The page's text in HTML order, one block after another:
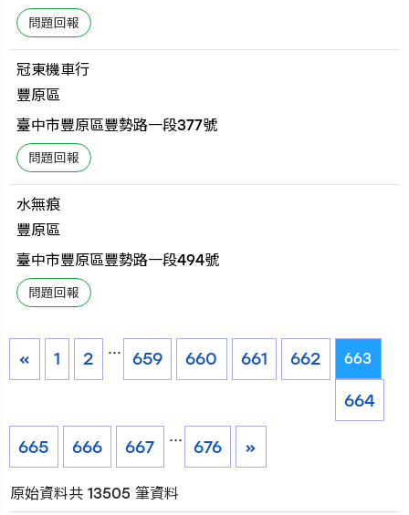
冠東機車行
豐原區
臺中市豐原區豐勢路一段377號
水無痕
豐原區
臺中市豐原區豐勢路一段494號
« 1 2
...
659 660 661 662 663
664
665 666 667
...
676 »
原始資料共 13505 筆資料